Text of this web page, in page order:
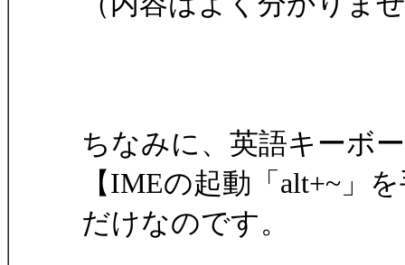
ちなみに、英語キーボ
【IMEの起動「alt+~」
だけなのです。